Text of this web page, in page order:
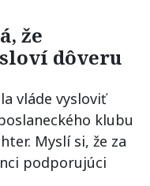
že
dôveru
vláde vysloviť
klubu
Myslí si, že za
podporujúci